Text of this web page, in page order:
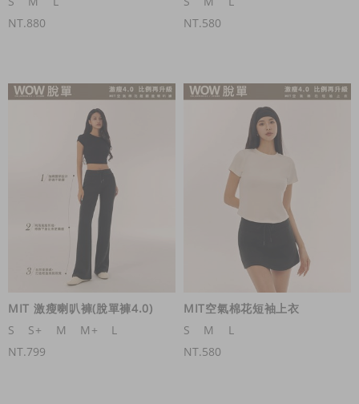
NT.880
NT.580
MIT 激瘦喇叭褲(脫單褲4.0)
S
S+ M M+
L
NT.799
MIT空氣棉花短袖上衣
S
M
L
NT.580